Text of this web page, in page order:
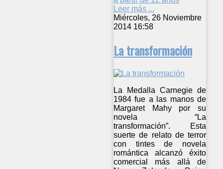
Leer más ...
Miércoles, 26 Noviembre
2014 16:58
La transformación
La Medalla Carnegie de
1984 fue a las manos de
Margaret Mahy por su
novela “La
transformación”. Esta
suerte de relato de terror
con tintes de novela
romántica alcanzó éxito
comercial más allá de